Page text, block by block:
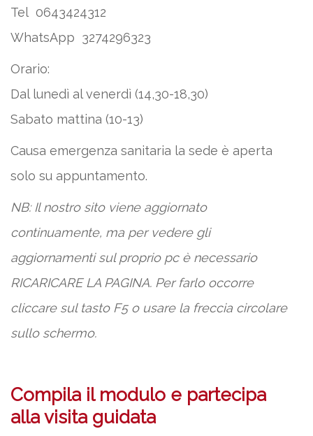
Tel 0643424312
WhatsApp 3274296323
Orario:
Dal lunedì al venerdì (14,30-18,30)
Sabato mattina (10-13)
Causa emergenza sanitaria la sede è aperta
solo su appuntamento.
NB: Il nostro sito viene aggiornato
continuamente, ma per vedere gli
aggiornamenti sul proprio pc è necessario
RICARICARE LA PAGINA. Per farlo occorre
cliccare sul tasto F5 o usare la freccia circolare
sullo schermo.
Compila il modulo e partecipa
alla visita guidata